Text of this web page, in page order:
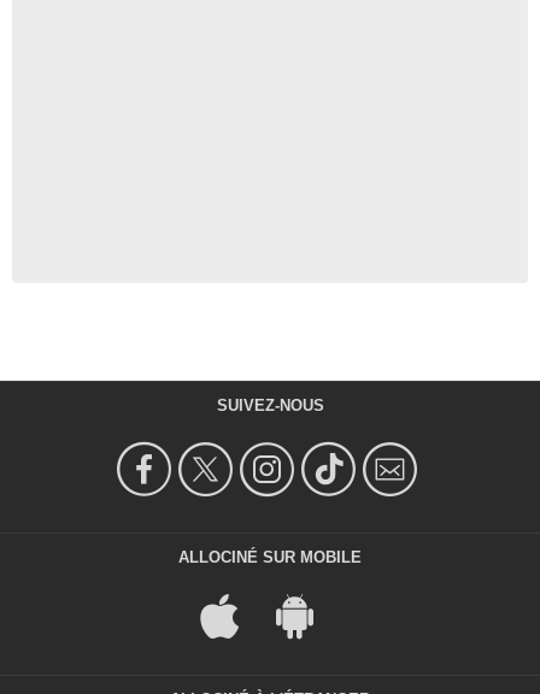
SUIVEZ-NOUS
ALLOCINÉ SUR MOBILE